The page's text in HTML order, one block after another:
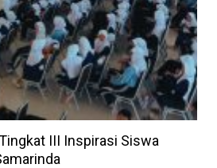
III Inspirasi Siswa